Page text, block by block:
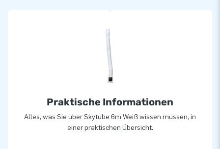
Praktische Informationen
Alles, was Sie über Skytube 6m Weiß wissen müssen, in
einer praktischen Übersicht.